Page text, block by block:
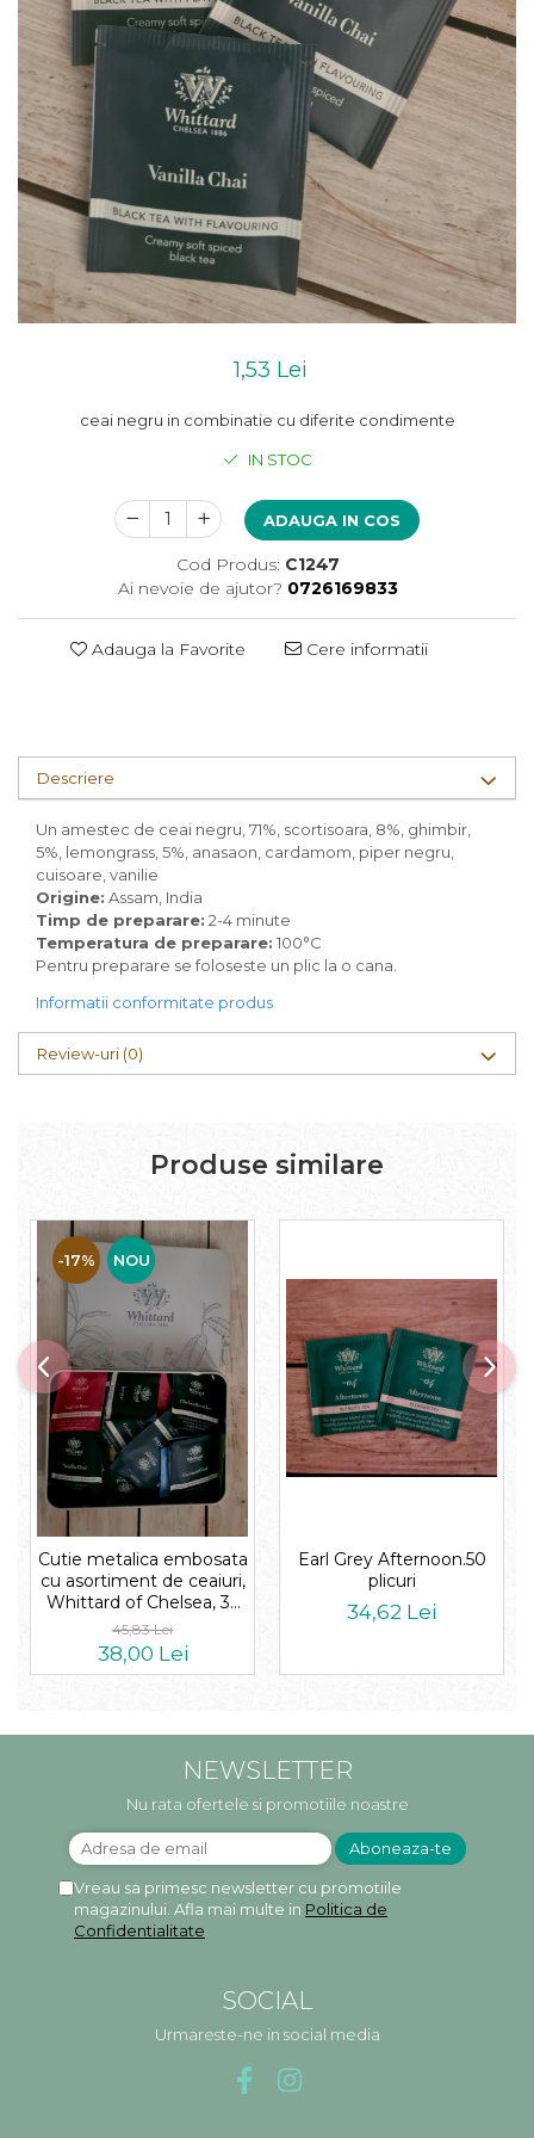
1,53 Lei
ceai negru in combinatie cu diferite condimente
IN STOC
ADAUGA IN COS
Cod Produs: C1247
Ai nevoie de ajutor? 0726169833
Adauga la Favorite Cere informatii
Descriere
Un amestec de ceai negru, 71%, scortisoara, 8%, ghimbir,
5%, lemongrass, 5%, anasaon, cardamom, piper negru,
cuisoare, vanilie
Origine: Assam, India
Timp de preparare: 2-4 minute
Temperatura de preparare: 100°C
Pentru preparare se foloseste un plic la o cana.
Informatii conformitate produs
Review-uri (0)
Produse similare
-17% NOU
Cutie metalica embosata
cu asortiment de ceaiuri,
Whittard of Chelsea, 32
plicuri
45,83 Lei
38,00 Lei
Earl Grey Afternoon.50
plicuri
34,62 Lei
NEWSLETTER
Nu rata ofertele si promotiile noastre
Vreau sa primesc newsletter cu promotiile
magazinului. Afla mai multe in Politica de
Confidentialitate
SOCIAL
Urmareste-ne in social media